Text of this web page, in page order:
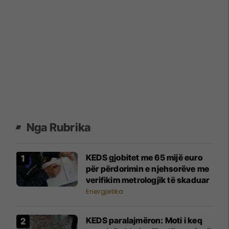
Nga Rubrika
KEDS gjobitet me 65 mijë euro
për përdorimin e njehsorëve me
verifikim metrologjik të skaduar
Energjetika
KEDS paralajmëron: Moti i keq